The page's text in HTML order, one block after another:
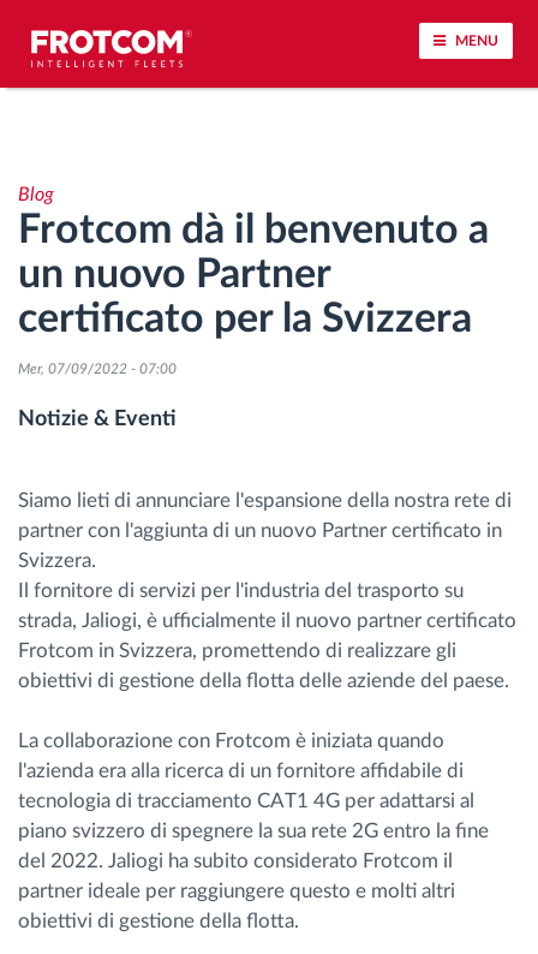
MENU
Analisi dello stile di guida
Monitoraggio dei tempi di guida
Gestione delle forza lavoro
Download remoto del cronotachigrafo
Controllo accessi
Gestione carburante
Pianificazione dei percorsi e monitoraggio
Identificazione automatica del conducente
Scopri tutte le caratteristiche
Come risolviamo tutte le attività della flotta
Blog
Frotcom dà il benvenuto a
un nuovo Partner
certificato per la Svizzera
Mer, 07/09/2022 - 07:00
Notizie & Eventi
Siamo lieti di annunciare l'espansione della nostra rete di
partner con l'aggiunta di un nuovo Partner certificato in
Svizzera.
Il fornitore di servizi per l'industria del trasporto su
strada, Jaliogi, è ufficialmente il nuovo partner certificato
Frotcom in Svizzera, promettendo di realizzare gli
obiettivi di gestione della flotta delle aziende del paese.
La collaborazione con Frotcom è iniziata quando
l'azienda era alla ricerca di un fornitore affidabile di
tecnologia di tracciamento CAT1 4G per adattarsi al
piano svizzero di spegnere la sua rete 2G entro la fine
del 2022. Jaliogi ha subito considerato Frotcom il
partner ideale per raggiungere questo e molti altri
obiettivi di gestione della flotta.